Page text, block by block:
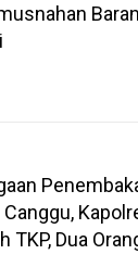
Canggu,
TKP, Dua